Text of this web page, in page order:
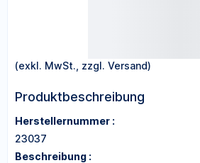
(exkl. MwSt., zzgl. Versand)
Produktbeschreibung
Herstellernummer :
23037
Beschreibung :